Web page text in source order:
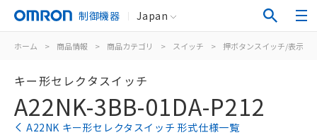
制御機器 Japan
ホーム > 商品情報 > 商品カテゴリ > スイッチ > 押ボタンスイッチ/表示灯
キー形セレクタスイッチ
A22NK-3BB-01DA-P212
A22NK キー形セレクタスイッチ 形式仕様一覧